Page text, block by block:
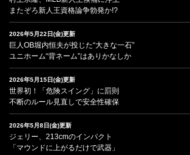
またぞろ新人王資格論争勃発か!?
2026年5月22日(金)更新
巨人OB堀内恒夫が投じた“大きな一石”
ユニホーム“背ネーム”はありかなしか
2026年5月15日(金)更新
世界初！「危険スイング」に罰則
不断のルール見直しで安全性確保
2026年5月8日(金)更新
ジェリー、213cmのインパクト
「マウンドに上がるだけで武器」